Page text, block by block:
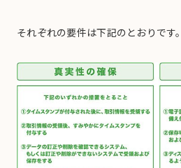
それぞれの要件は下記のとおりです。